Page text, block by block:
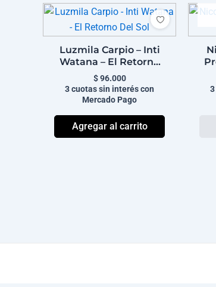
Luzmila Carpio – Inti
Watana – El Retorno
Del Sol
$96.000
3 cuotas sin interés con
Mercado Pago
Agregar al carrito